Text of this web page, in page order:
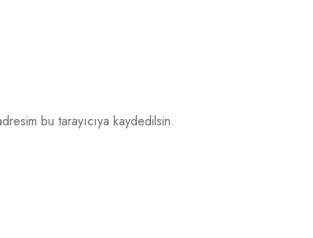
bu tarayıcıya kaydedilsin.